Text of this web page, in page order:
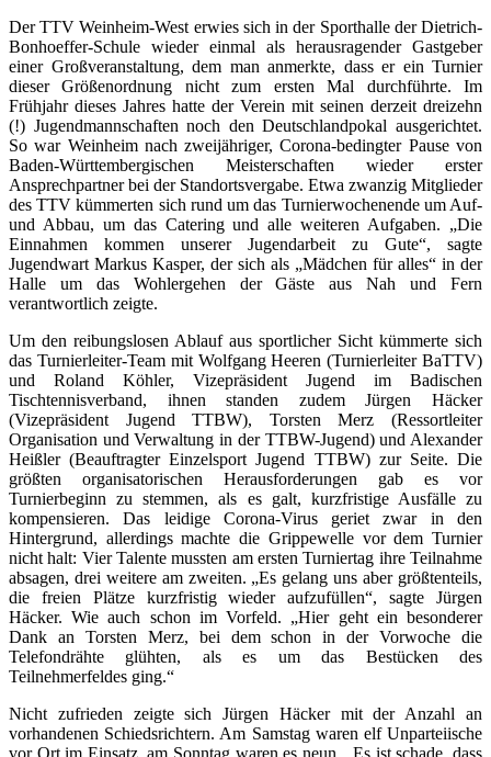
Der TTV Weinheim-West erwies sich in der Sporthalle der Dietrich-
Bonhoeffer-Schule wieder einmal als herausragender Gastgeber
einer Großveranstaltung, dem man anmerkte, dass er ein Turnier
dieser Größenordnung nicht zum ersten Mal durchführte. Im
Frühjahr dieses Jahres hatte der Verein mit seinen derzeit dreizehn
(!) Jugendmannschaften noch den Deutschlandpokal ausgerichtet.
So war Weinheim nach zweijähriger, Corona-bedingter Pause von
Baden-Württembergischen Meisterschaften wieder erster
Ansprechpartner bei der Standortsvergabe. Etwa zwanzig Mitglieder
des TTV kümmerten sich rund um das Turnierwochenende um Auf-
und Abbau, um das Catering und alle weiteren Aufgaben. „Die
Einnahmen kommen unserer Jugendarbeit zu Gute“, sagte
Jugendwart Markus Kasper, der sich als „Mädchen für alles“ in der
Halle um das Wohlergehen der Gäste aus Nah und Fern
verantwortlich zeigte.
Um den reibungslosen Ablauf aus sportlicher Sicht kümmerte sich
das Turnierleiter-Team mit Wolfgang Heeren (Turnierleiter BaTTV)
und Roland Köhler, Vizepräsident Jugend im Badischen
Tischtennisverband, ihnen standen zudem Jürgen Häcker
(Vizepräsident Jugend TTBW), Torsten Merz (Ressortleiter
Organisation und Verwaltung in der TTBW-Jugend) und Alexander
Heißler (Beauftragter Einzelsport Jugend TTBW) zur Seite. Die
größten organisatorischen Herausforderungen gab es vor
Turnierbeginn zu stemmen, als es galt, kurzfristige Ausfälle zu
kompensieren. Das leidige Corona-Virus geriet zwar in den
Hintergrund, allerdings machte die Grippewelle vor dem Turnier
nicht halt: Vier Talente mussten am ersten Turniertag ihre Teilnahme
absagen, drei weitere am zweiten. „Es gelang uns aber größtenteils,
die freien Plätze kurzfristig wieder aufzufüllen“, sagte Jürgen
Häcker. Wie auch schon im Vorfeld. „Hier geht ein besonderer
Dank an Torsten Merz, bei dem schon in der Vorwoche die
Telefondrähte glühten, als es um das Bestücken des
Teilnehmerfeldes ging.“
Nicht zufrieden zeigte sich Jürgen Häcker mit der Anzahl an
vorhandenen Schiedsrichtern. Am Samstag waren elf Unparteiische
vor Ort im Einsatz, am Sonntag waren es neun. „Es ist schade, dass